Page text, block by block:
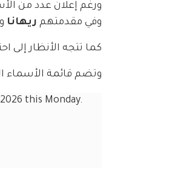
ورغم إعلان عدد من
وفي مقدمتهم ريهانا و
كما تتجه الأنظار إلى
وتضم قائمة الأسماء
this Monday.